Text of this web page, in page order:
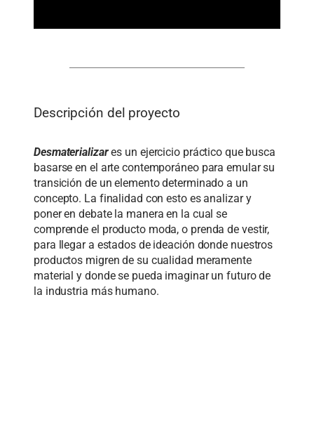
Descripción del proyecto
Desmaterializares un ejercicio práctico que busca
basarse en el arte contemporáneo para emular su
transición de un elemento determinado a un
concepto. La finalidad con esto es analizar y
poner en debate la manera en la cual se
comprende el producto moda, o prenda de vestir,
para llegar a estados de ideación donde nuestros
productos migren de su cualidad meramente
material y donde se pueda imaginar un futuro de
la industria más humano.